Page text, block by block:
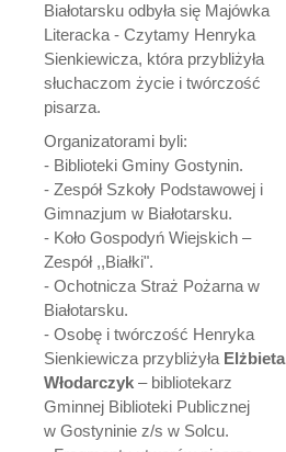
Białotarsku odbyła się Majówka
Literacka - Czytamy Henryka
Sienkiewicza, która przybliżyła
słuchaczom życie i twórczość
pisarza.
Organizatorami byli:
- Biblioteki Gminy Gostynin.
- Zespół Szkoły Podstawowej i
Gimnazjum w Białotarsku.
- Koło Gospodyń Wiejskich –
Zespół ,,Białki".
- Ochotnicza Straż Pożarna w
Białotarsku.
- Osobę i twórczość Henryka
Sienkiewicza przybliżyła Elżbieta
Włodarczyk – bibliotekarz
Gminnej Biblioteki Publicznej
w Gostyninie z/s w Solcu.